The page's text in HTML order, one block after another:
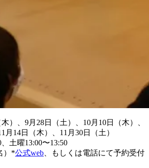
木）、9月28日（土）、10月10日（木）、
月14日（木）、11月30日（土）
、土曜13:00〜13:50
）*公式web 、もしくは電話にて予約受付